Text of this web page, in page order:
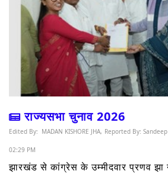
राज्यसभा चुनाव 2026
Edited By: MADAN KISHORE JHA, Reported By:
02:29 PM
झारखंड से कांग्रेस के उम्मीदवार प्रणव झा ने